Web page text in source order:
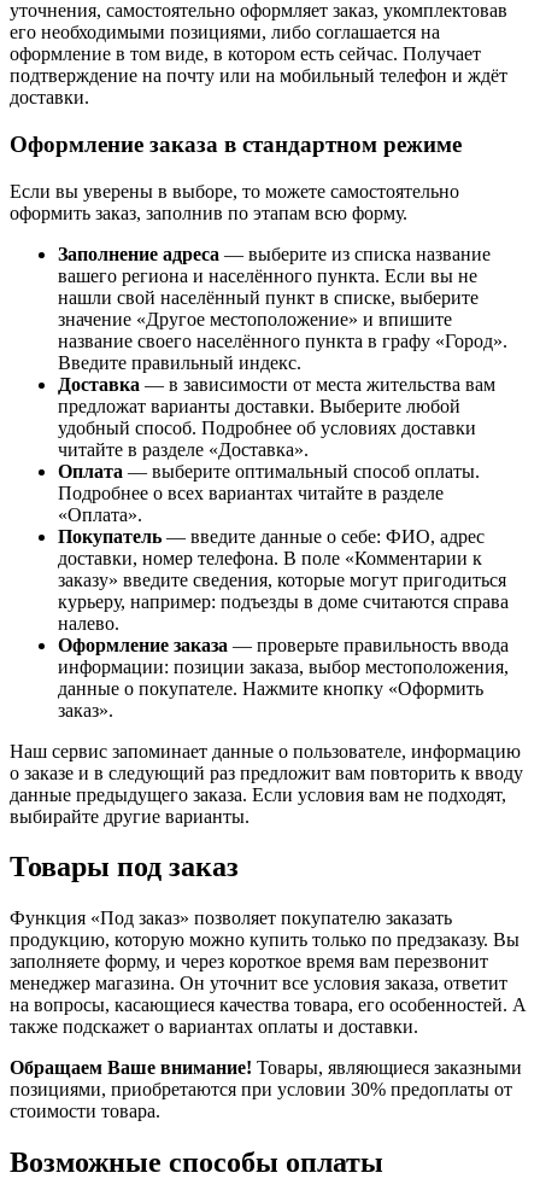
уточнения, самостоятельно оформляет заказ, укомплектовав
его необходимыми позициями, либо соглашается на
оформление в том виде, в котором есть сейчас. Получает
подтверждение на почту или на мобильный телефон и ждёт
доставки.
Оформление заказа в стандартном режиме
Если вы уверены в выборе, то можете самостоятельно
оформить заказ, заполнив по этапам всю форму.
Заполнение адреса — выберите из списка название
вашего региона и населённого пункта. Если вы не
нашли свой населённый пункт в списке, выберите
значение «Другое местоположение» и впишите
название своего населённого пункта в графу «Город».
Введите правильный индекс.
Доставка — в зависимости от места жительства вам
предложат варианты доставки. Выберите любой
удобный способ. Подробнее об условиях доставки
читайте в разделе «Доставка».
Оплата — выберите оптимальный способ оплаты.
Подробнее о всех вариантах читайте в разделе
«Оплата».
Покупатель — введите данные о себе: ФИО, адрес
доставки, номер телефона. В поле «Комментарии к
заказу» введите сведения, которые могут пригодиться
курьеру, например: подъезды в доме считаются справа
налево.
Оформление заказа — проверьте правильность ввода
информации: позиции заказа, выбор местоположения,
данные о покупателе. Нажмите кнопку «Оформить
заказ».
Наш сервис запоминает данные о пользователе, информацию
о заказе и в следующий раз предложит вам повторить к вводу
данные предыдущего заказа. Если условия вам не подходят,
выбирайте другие варианты.
Товары под заказ
Функция «Под заказ» позволяет покупателю заказать
продукцию, которую можно купить только по предзаказу. Вы
заполняете форму, и через короткое время вам перезвонит
менеджер магазина. Он уточнит все условия заказа, ответит
на вопросы, касающиеся качества товара, его особенностей. А
также подскажет о вариантах оплаты и доставки.
Обращаем Ваше внимание! Товары, являющиеся заказными
позициями, приобретаются при условии 30% предоплаты от
стоимости товара.
Возможные способы оплаты